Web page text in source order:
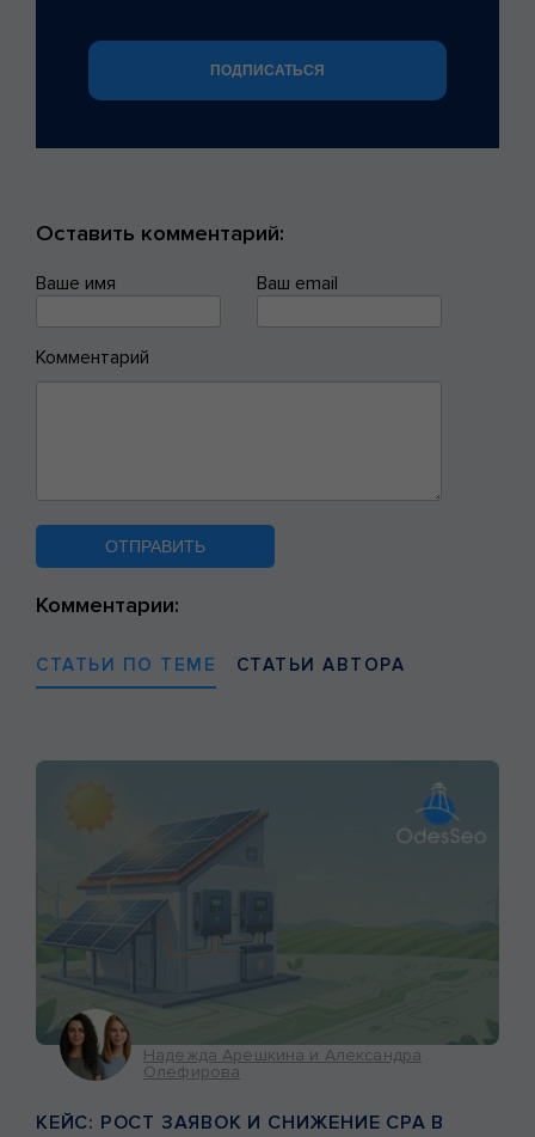
Оставить комментарий:
Ваше имя Ваш email
Комментарий
Комментарии:
СТАТЬИ ПО ТЕМЕ СТАТЬИ АВТОРА
Надежда Арешкина и Александра
Олефирова
КЕЙС: РОСТ ЗАЯВОК И СНИЖЕНИЕ CPA В